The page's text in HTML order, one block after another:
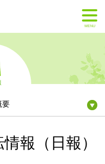
MENU
要
報（日報）